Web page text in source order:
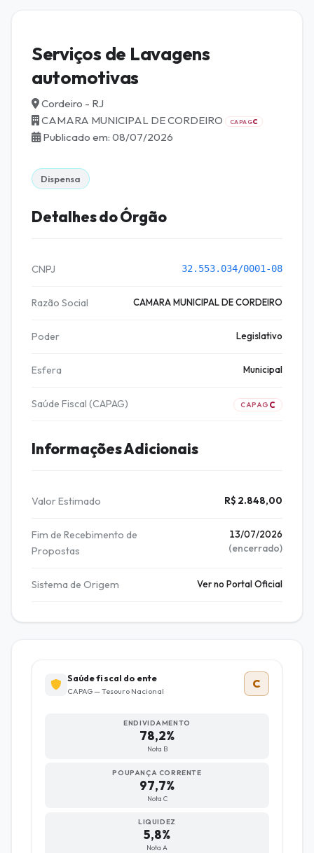
Serviços de Lavagens
automotivas
Cordeiro - RJ
CAMARA MUNICIPAL DE CORDEIRO
CAPAGC
Publicado em: 08/07/2026
Dispensa
Detalhes do Órgão
CNPJ 32.553.034/0001-08
Razão Social CAMARA MUNICIPAL DE CORDEIRO
Poder Legislativo
Esfera Municipal
Saúde Fiscal (CAPAG) CAPAG C
Informações Adicionais
Valor Estimado R$ 2.848,00
Fim de Recebimento de
Propostas
13/07/2026
(encerrado)
Sistema de Origem Ver no Portal Oficial
Saúde fiscal do ente
CAPAG — Tesouro Nacional
C
ENDIVIDAMENTO
78,2%
Nota B
POUPANÇA CORRENTE
97,7%
Nota C
LIQUIDEZ
5,8%
Nota A